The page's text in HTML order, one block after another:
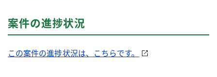
案件の進捗状況
この案件の進捗状況は、こちらです。